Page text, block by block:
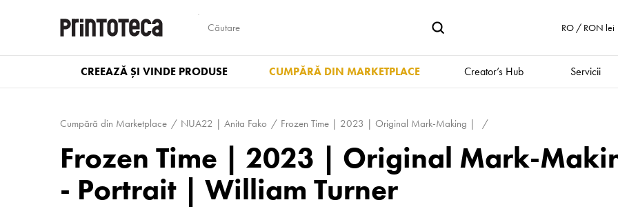
RO / RON lei
CREEAZĂ ȘI VINDE PRODUSE CUMPĂRĂ DIN MARKETPLACE Creator’s Hub Servicii
Cumpără din Marketplace NUA22 | Anita Fako Frozen Time | 2023 | Original Mark-Making |
Frozen Time | 2023 | Original Mark-
- Portrait | William Turner